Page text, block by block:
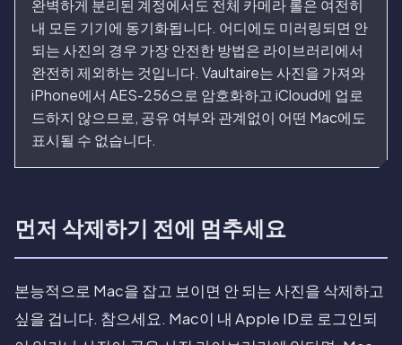
완벽하게 분리된 계정에서도 전체 카메라 롤은 여전히
내 모든 기기에 동기화됩니다. 어디에도 미러링되면 안
되는 사진의 경우 가장 안전한 방법은 라이브러리에서
완전히 제외하는 것입니다. Vaultaire는 사진을 가져와
iPhone에서 AES-256으로 암호화하고 iCloud에 업로
드하지 않으므로, 공유 여부와 관계없이 어떤 Mac에도
표시될 수 없습니다.
먼저 삭제하기 전에 멈추세요
본능적으로 Mac을 잡고 보이면 안 되는 사진을 삭제하고
싶을 겁니다. 참으세요. Mac이 내 Apple ID로 로그인되